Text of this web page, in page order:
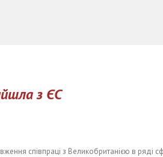
з ЄС
співпраці з Великобританією в ряді